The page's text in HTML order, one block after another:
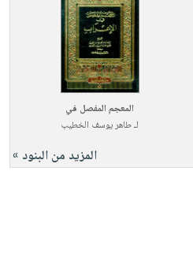
المعجم المفصل في
لـطاهر يوسف الخطيب
المزيد من البنود »